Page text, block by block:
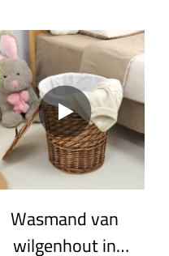
Wasmand van
wilgenhout in